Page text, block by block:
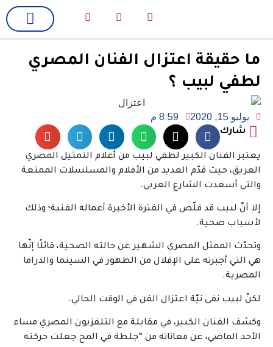
ما حقيقة اعتزال الفنان المصري
لطفي لبيب ؟
يوليو 15, 2020 8:59 م
شارك
يعتبر الفنان الكبير لطفي لبيب من أعلام التمثيل المصري
العريق، حيث قدّم العديد من الأفلام والمسلسلات الممتعة
والتي أسعدت الشارع العربي.
إلا أنّ لبيب قد قلّص في الفترة الأخيرة أعماله الفنية؛ وذلك
لأسباب صحية.
وتحدّث الممثل المصري الشهير عن حالته الصحية، قائلًا إنّها
هي التي أجبرته على الإقلال من الظهور في السينما والدراما
المصرية.
لكنّ لبيب نفى نيّة اعتزال الفن في الوقت الحالي.
وكشف الفنان الكبير، في مقابلة مع التلفزيون المصري مساء
الأحد الماضي، عن معاناته من “جلطة في المخ جعلت حركته